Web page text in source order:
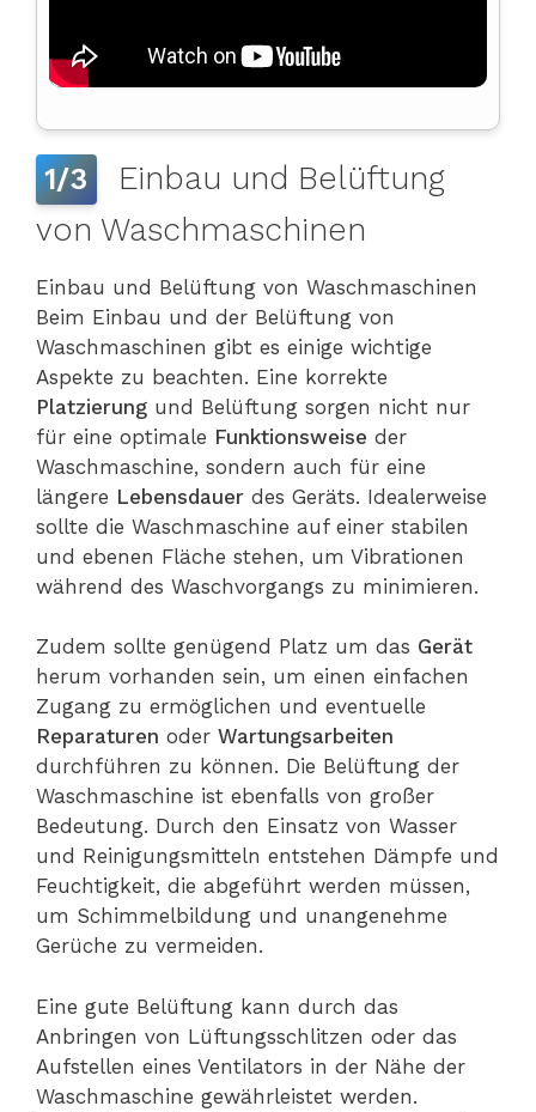
1/3
Einbau und Belüftung
von Waschmaschinen
Einbau und Belüftung von Waschmaschinen
Beim Einbau und der Belüftung von
Waschmaschinen gibt es einige wichtige
Aspekte zu beachten. Eine korrekte
Platzierung und Belüftung sorgen nicht nur
für eine optimale Funktionsweise der
Waschmaschine, sondern auch für eine
längere Lebensdauer des Geräts. Idealerweise
sollte die Waschmaschine auf einer stabilen
und ebenen Fläche stehen, um Vibrationen
während des Waschvorgangs zu minimieren.
Zudem sollte genügend Platz um das Gerät
herum vorhanden sein, um einen einfachen
Zugang zu ermöglichen und eventuelle
Reparaturen oder Wartungsarbeiten
durchführen zu können. Die Belüftung der
Waschmaschine ist ebenfalls von großer
Bedeutung. Durch den Einsatz von Wasser
und Reinigungsmitteln entstehen Dämpfe und
Feuchtigkeit, die abgeführt werden müssen,
um Schimmelbildung und unangenehme
Gerüche zu vermeiden.
Eine gute Belüftung kann durch das
Anbringen von Lüftungsschlitzen oder das
Aufstellen eines Ventilators in der Nähe der
Waschmaschine gewährleistet werden.